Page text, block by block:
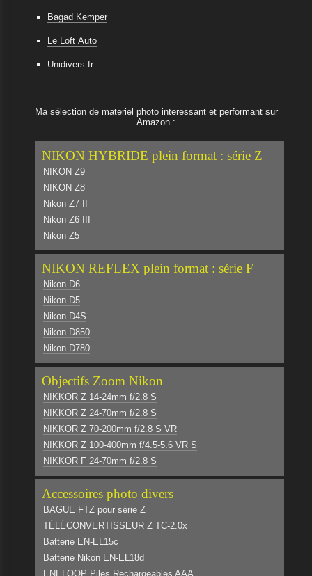
Bagad Kemper
Le Loft Auto
Unidivers.fr
Ma sélection de materiel photo interessant et performant sur
Amazon :
NIKON HYBRIDE plein format : série Z
NIKON Z9
NIKON Z8
Nikon Z7 II
Nikon Z6 III
Nikon Z5
NIKON REFLEX plein format : série F
Nikon D6
Nikon D5
Nikon D4S
Nikon D850
Nikon D780
Objectifs Zoom Nikon
NIKKOR Z 14-24mm f/2.8 S
NIKKOR Z 24-70mm f/2.8 S
NIKKOR Z 70-200mm f/2.8 S VR
NIKKOR Z 100-400mm f/4.5-5.6 VR S
NIKKOR F 24-70mm f/2.8 S
Accessoires photo divers
BAGUE FTZ pour série Z
TÉLÉCONVERTISSEUR Z TC-2.0x
Batterie EN-EL15c
Batterie Nikon EN-EL18d
ENELOOP Piles Rechargeables AAA